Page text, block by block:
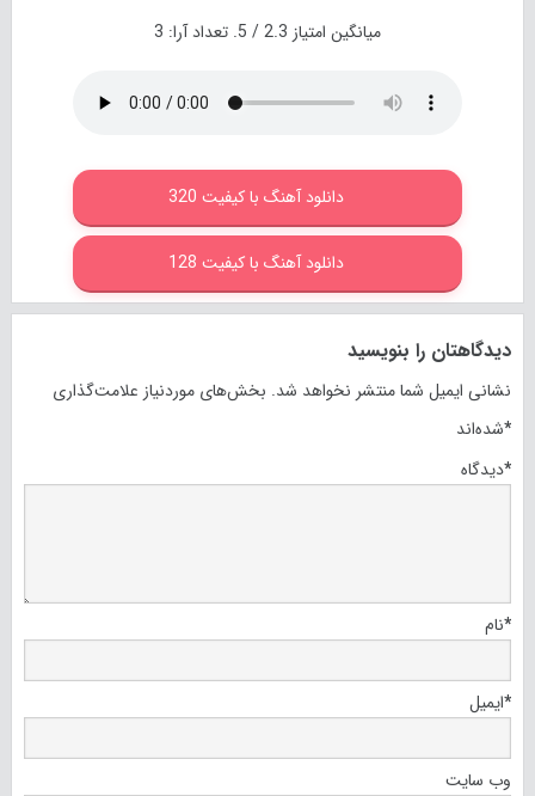
میانگین امتیاز 2.3/ 5. تعداد آرا: 3
دانلود آهنگ با کیفیت 320
دانلود آهنگ با کیفیت 128
دیدگاهتان را بنویسید
نشانی ایمیل شما منتشر نخواهد شد. بخش‌های موردنیاز علامت‌گذاری
شده‌اند*
دیدگاه*
نام*
ایمیل*
وب‌ سایت